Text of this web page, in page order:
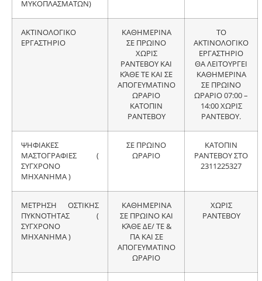
ΜΥΚΟΠΛΑΣΜΑΤΩΝ)
ΑΚΤΙΝΟΛΟΓΙΚΟ
ΕΡΓΑΣΤΗΡΙΟ
ΚΑΘΗΜΕΡΙΝΑ
ΣΕ ΠΡΩΙΝΟ
ΧΩΡΙΣ
ΡΑΝΤΕΒΟΥ ΚΑΙ
ΚΆΘΕ ΤΕ ΚΑΙ ΣΕ
ΑΠΟΓΕΥΜΑΤΙΝΟ
ΩΡΑΡΙΟ
ΚΑΤΟΠΙΝ
ΡΑΝΤΕΒΟΥ
ΤΟ
ΑΚΤΙΝΟΛΟΓΙΚΟ
ΕΡΓΑΣΤΗΡΙΟ
ΘΑ ΛΕΙΤΟΥΡΓΕΙ
ΚΑΘΗΜΕΡΙΝΑ
ΣΕ ΠΡΩΙΝΟ
ΩΡΑΡΙΟ 07:00 –
14:00 ΧΩΡΙΣ
ΡΑΝΤΕΒΟΥ.
ΨΗΦΙΑΚΕΣ
ΜΑΣΤΟΓΡΑΦΙΕΣ (
ΣΥΓΧΡΟΝΟ
ΜΗΧΑΝΗΜΑ )
ΣΕ ΠΡΩΙΝΟ
ΩΡΑΡΙΟ
ΚΑΤΟΠΙΝ
ΡΑΝΤΕΒΟΥ ΣΤΟ
2311225327
ΜΕΤΡΗΣΗ ΟΣΤΙΚΗΣ
ΠΥΚΝΟΤΗΤΑΣ (
ΣΥΓΧΡΟΝΟ
ΜΗΧΑΝΗΜΑ )
ΚΑΘΗΜΕΡΙΝΑ
ΣΕ ΠΡΩΙΝΟ ΚΑΙ
ΚΆΘΕ ΔΕ/ ΤΕ &
ΠΑ ΚΑΙ ΣΕ
ΑΠΟΓΕΥΜΑΤΙΝΟ
ΩΡΑΡΙΟ
ΧΩΡΙΣ
ΡΑΝΤΕΒΟΥ